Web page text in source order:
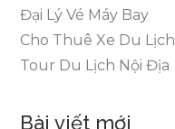
Đại Lý Vé Máy Bay
Cho Thuê Xe Du Lịch
Tour Du Lịch Nội Địa
Bài viết mới